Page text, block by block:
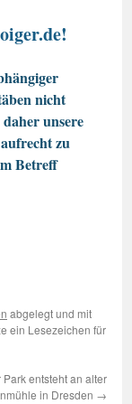
nicht
unsere
zu
Betreff
abgelegt und mit
ein Lesezeichen für
entsteht an alter
in Dresden →